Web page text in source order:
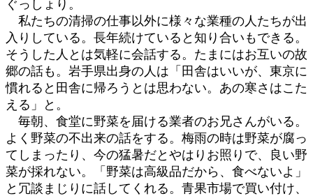
ぐっしょり。
私たちの清掃の仕事以外に様々な業種の人たちが出
入りしている。長年続けていると知り合いもできる。
そうした人とは気軽に会話する。たまにはお互いの故
郷の話も。岩手県出身の人は「田舎はいいが、東京に
慣れると田舎に帰ろうとは思わない。あの寒さはこた
える」と。
毎朝、食堂に野菜を届ける業者のお兄さんがいる。
よく野菜の不出来の話をする。梅雨の時は野菜が腐っ
てしまったり、今の猛暑だとやはりお照りで、良い野
菜が採れない。「野菜は高級品だから、食べないよ」
と冗談まじりに話してくれる。青果市場で買い付け、